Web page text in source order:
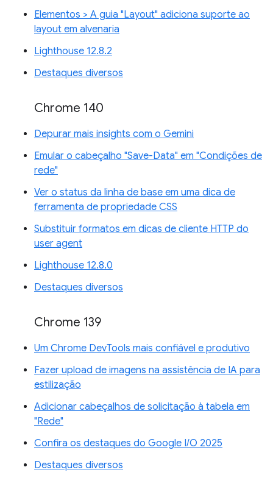
Elementos > A guia "Layout" adiciona suporte ao
layout em alvenaria
Lighthouse 12.8.2
Destaques diversos
Chrome 140
Depurar mais insights com o Gemini
Emular o cabeçalho "Save-Data" em "Condições de
rede"
Ver o status da linha de base em uma dica de
ferramenta de propriedade CSS
Substituir formatos em dicas de cliente HTTP do
user agent
Lighthouse 12.8.0
Destaques diversos
Chrome 139
Um Chrome DevTools mais confiável e produtivo
Fazer upload de imagens na assistência de IA para
estilização
Adicionar cabeçalhos de solicitação à tabela em
"Rede"
Confira os destaques do Google I/O 2025
Destaques diversos